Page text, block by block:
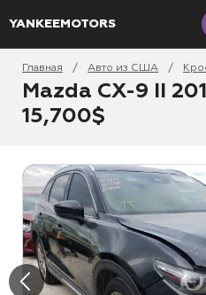
YANKEEMOTORS
Главная / Авто из США /
Mazda CX-9 II
15,700$